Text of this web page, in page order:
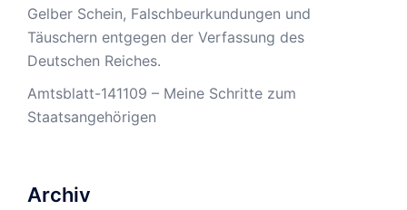
Gelber Schein, Falschbeurkundungen und
Täuschern entgegen der Verfassung des
Deutschen Reiches.
Amtsblatt-141109 – Meine Schritte zum
Staatsangehörigen
Archiv